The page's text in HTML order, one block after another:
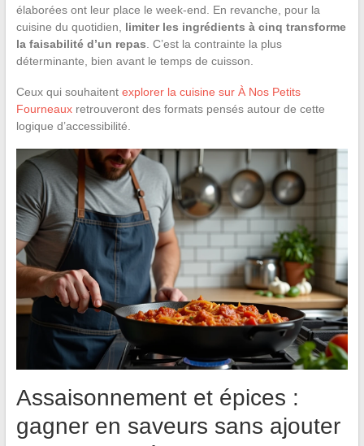
élaborées ont leur place le week-end. En revanche, pour la
cuisine du quotidien, limiter les ingrédients à cinq transforme
la faisabilité d’un repas . C’est la contrainte la plus
déterminante, bien avant le temps de cuisson.
Ceux qui souhaitent explorer la cuisine sur À Nos Petits
Fourneauxretrouveront des formats pensés autour de cette
logique d’accessibilité.
Assaisonnement et épices :
gagner en saveurs sans ajouter